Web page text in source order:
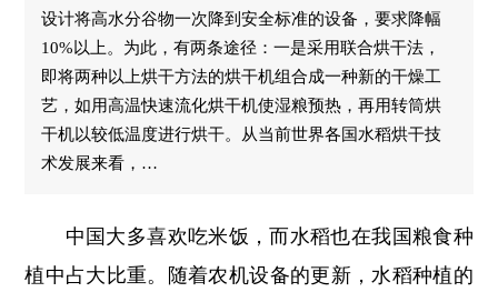
设计将高水分谷物一次降到安全标准的设备，要求降幅
10%以上。为此，有两条途径：一是采用联合烘干法，
即将两种以上烘干方法的烘干机组合成一种新的干燥工
艺，如用高温快速流化烘干机使湿粮预热，再用转筒烘
干机以较低温度进行烘干。从当前世界各国水稻烘干技
术发展来看，…
中国大多喜欢吃米饭，而水稻也在我国粮食种
植中占大比重。随着农机设备的更新，水稻种植的